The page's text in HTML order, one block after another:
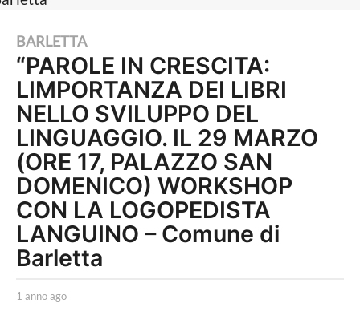
1
a
n
n
o
a
g
o
1
a
n
n
BARLETTA
“PAROLE IN CRESCITA:
LIMPORTANZA DEI LIBRI
NELLO SVILUPPO DEL
LINGUAGGIO. IL 29 MARZO
(ORE 17, PALAZZO SAN
DOMENICO) WORKSHOP
CON LA LOGOPEDISTA
LANGUINO – Comune di
Barletta
b1 anno ago